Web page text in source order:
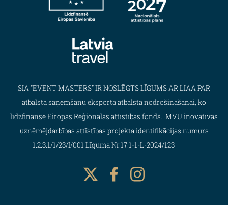
SIA “EVENT MASTERS” IR NOSLĒGTS LĪGUMS AR LIAA PAR
atbalsta saņemšanu eksporta atbalsta nodrošināšanai, ko
līdzfinansē Eiropas Reģionālās attīstības fonds. MVU inovatīvas
uzņēmējdarbības attīstības projekta identifikācijas numurs
1.2.3.1/1/23/I/001 Līguma Nr.17.1-1-L-2024/123